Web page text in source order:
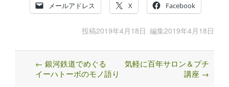
メールアドレス X Facebook
投稿2019年4月18日 編集2019年4月18日
Post
navigation
← 銀河鉄道でめぐる
イーハトーボのモノ語り
気軽に百年サロン＆プチ
講座 →